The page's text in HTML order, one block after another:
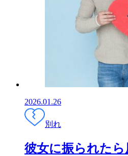
2026.01.26
別れ
彼女に振られたら